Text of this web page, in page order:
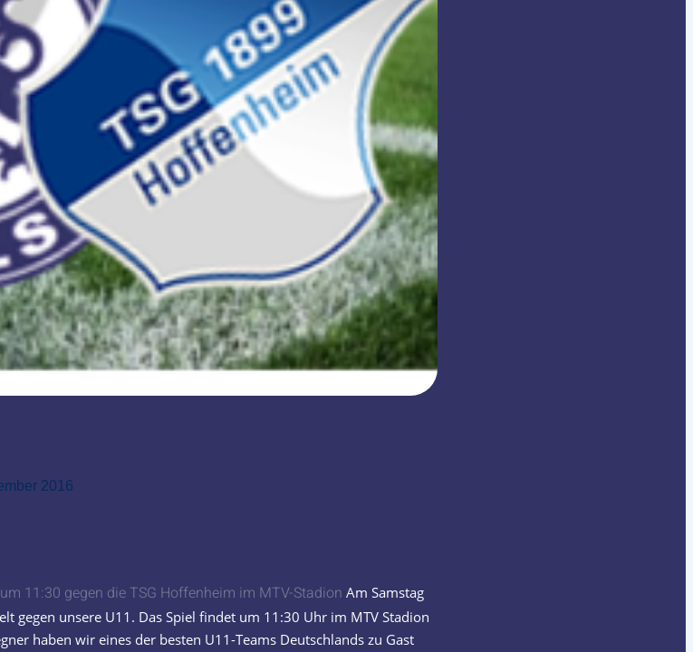
2016
11:30 gegen die TSG Hoffenheim im MTV-Stadion Am Samstag
gegen unsere U11. Das Spiel findet um 11:30 Uhr im MTV Stadion
haben wir eines der besten U11-Teams Deutschlands zu Gast